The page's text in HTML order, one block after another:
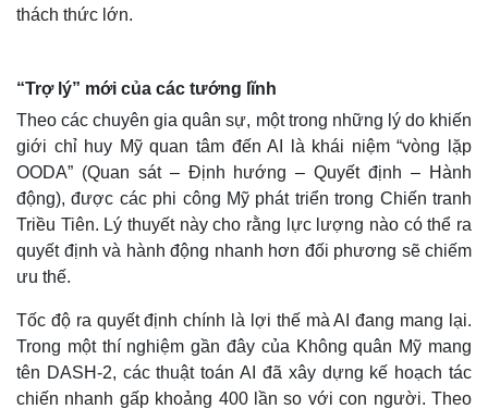
thách thức lớn.
“Trợ lý” mới của các tướng lĩnh
Theo các chuyên gia quân sự, một trong những lý do khiến
giới chỉ huy Mỹ quan tâm đến AI là khái niệm “vòng lặp
OODA” (Quan sát – Định hướng – Quyết định – Hành
động), được các phi công Mỹ phát triển trong Chiến tranh
Triều Tiên. Lý thuyết này cho rằng lực lượng nào có thể ra
quyết định và hành động nhanh hơn đối phương sẽ chiếm
ưu thế.
Tốc độ ra quyết định chính là lợi thế mà AI đang mang lại.
Trong một thí nghiệm gần đây của Không quân Mỹ mang
tên DASH-2, các thuật toán AI đã xây dựng kế hoạch tác
chiến nhanh gấp khoảng 400 lần so với con người. Theo